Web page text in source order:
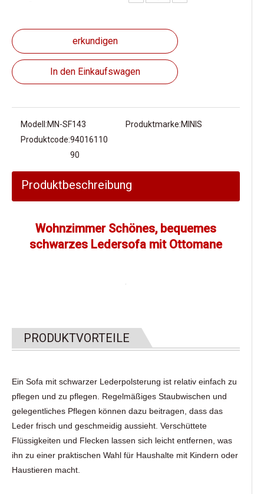
erkundigen
In den Einkaufswagen
Modell:MN-SF143 Produktmarke:MINIS
Produktcode:94016110
90
Produktbeschreibung
Wohnzimmer Schönes, bequemes
schwarzes Ledersofa mit Ottomane
PRODUKTVORTEILE
Ein Sofa mit schwarzer Lederpolsterung ist relativ einfach zu
pflegen und zu pflegen. Regelmäßiges Staubwischen und
gelegentliches Pflegen können dazu beitragen, dass das
Leder frisch und geschmeidig aussieht. Verschüttete
Flüssigkeiten und Flecken lassen sich leicht entfernen, was
ihn zu einer praktischen Wahl für Haushalte mit Kindern oder
Haustieren macht.